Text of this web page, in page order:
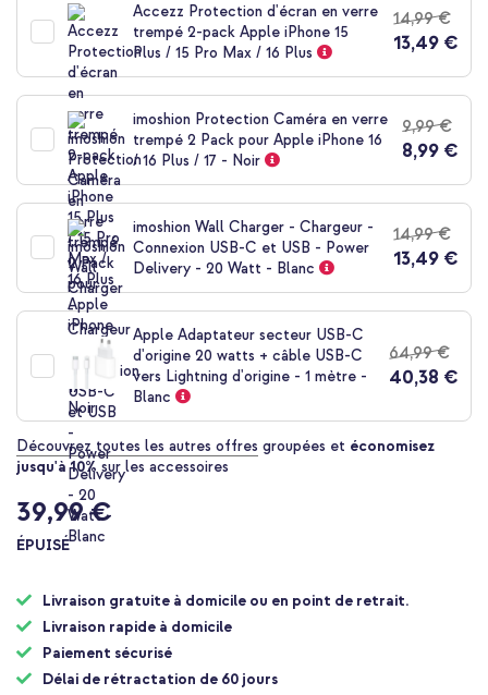
Accezz Protection d'écran en verre
trempé 2-pack Apple iPhone 15
Plus / 15 Pro Max / 16 Plus
14,99 €
13,49 €
imoshion Protection Caméra en verre
trempé 2 Pack pour Apple iPhone 16
/ 16 Plus / 17 - Noir
9,99 €
8,99 €
imoshion Wall Charger - Chargeur -
Connexion USB-C et USB - Power
Delivery - 20 Watt - Blanc
14,99 €
13,49 €
Apple Adaptateur secteur USB-C
d'origine 20 watts + câble USB-C
vers Lightning d'origine - 1 mètre -
Blanc
64,99 €
40,38 €
Découvrez toutes les autres offres groupées et économisez
jusqu'à 10% sur les accessoires
39,99 €
ÉPUISÉ
Livraison gratuite à domicile ou en point de retrait.
Livraison rapide à domicile
Paiement sécurisé
Délai de rétractation de 60 jours